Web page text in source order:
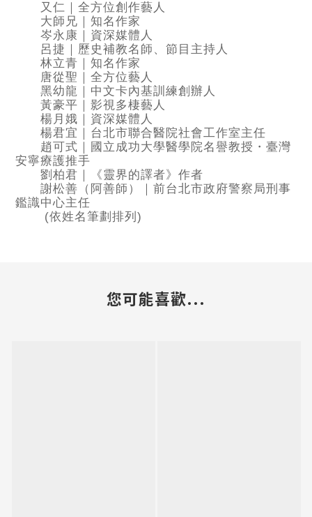
又仁｜全方位創作藝人
大師兄｜知名作家
岑永康｜資深媒體人
呂捷｜歷史補教名師、節目主持人
林立青｜知名作家
唐從聖｜全方位藝人
黑幼龍｜中文卡內基訓練創辦人
黃豪平｜影視多棲藝人
楊月娥｜資深媒體人
楊君宜｜台北市聯合醫院社會工作室主任
趙可式｜國立成功大學醫學院名譽教授・臺灣
安寧療護推手
劉柏君｜《靈界的譯者》作者
謝松善（阿善師）｜前台北市政府警察局刑事
鑑識中心主任
(依姓名筆劃排列)
您可能喜歡...